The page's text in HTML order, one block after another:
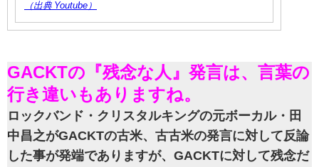
（出典 Youtube）
GACKTの『残念な人』発言は、言葉の
行き違いもありますね。
ロックバンド・クリスタルキングの元ボーカル・田
中昌之がGACKTの古米、古古米の発言に対して反論
した事が発端でありますが、GACKTに対して残念だ